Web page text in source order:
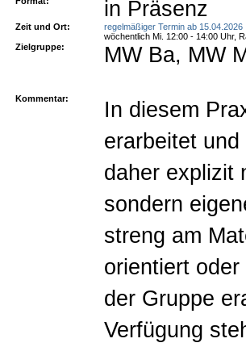
in Präsenz
Zeit und Ort:
regelmäßiger Termin ab 15.04.2026
wöchentlich Mi. 12:00 - 14:00 Uhr,
Zielgruppe:
MW Ba, MW
Kommentar:
In diesem
erarbeitet
daher explizit
sondern
streng am
orientiert
der Gruppe
Verfügung